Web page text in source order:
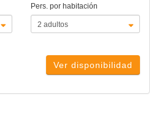
Pers. por habitación
Ver disponibilidad